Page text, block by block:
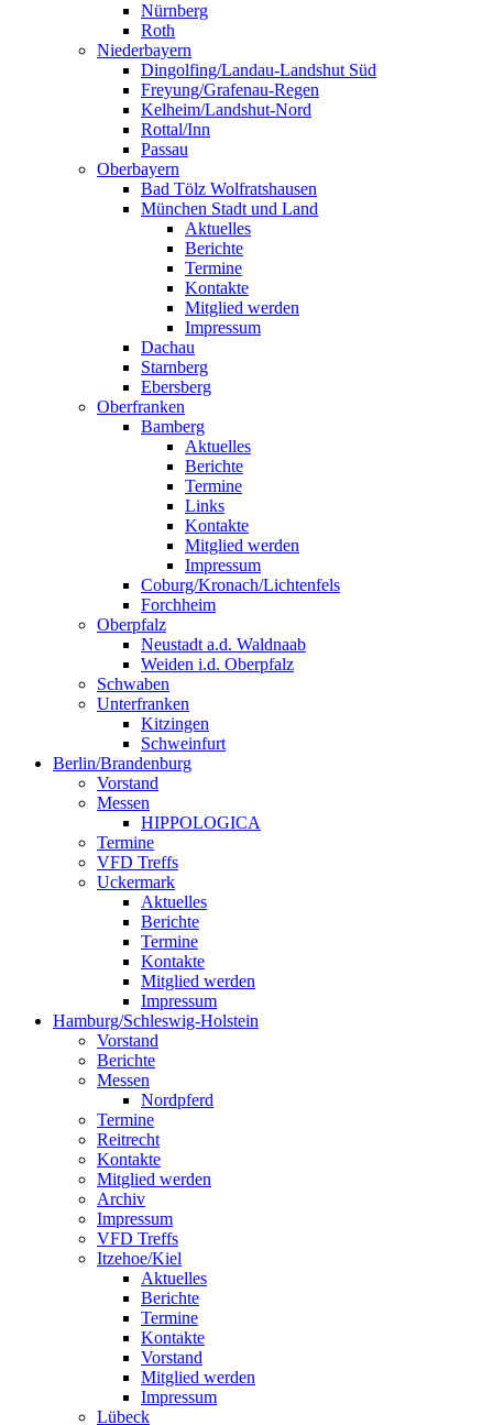
Nürnberg
Roth
Niederbayern
Dingolfing/Landau-Landshut Süd
Freyung/Grafenau-Regen
Kelheim/Landshut-Nord
Rottal/Inn
Passau
Oberbayern
Bad Tölz Wolfratshausen
München Stadt und Land
Aktuelles
Berichte
Termine
Kontakte
Mitglied werden
Impressum
Dachau
Starnberg
Ebersberg
Oberfranken
Bamberg
Aktuelles
Berichte
Termine
Links
Kontakte
Mitglied werden
Impressum
Coburg/Kronach/Lichtenfels
Forchheim
Oberpfalz
Neustadt a.d. Waldnaab
Weiden i.d. Oberpfalz
Schwaben
Unterfranken
Kitzingen
Schweinfurt
Berlin/Brandenburg
Vorstand
Messen
HIPPOLOGICA
Termine
VFD Treffs
Uckermark
Aktuelles
Berichte
Termine
Kontakte
Mitglied werden
Impressum
Hamburg/Schleswig-Holstein
Vorstand
Berichte
Messen
Nordpferd
Termine
Reitrecht
Kontakte
Mitglied werden
Archiv
Impressum
VFD Treffs
Itzehoe/Kiel
Aktuelles
Berichte
Termine
Kontakte
Vorstand
Mitglied werden
Impressum
Lübeck